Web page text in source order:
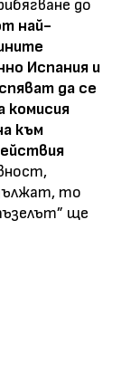
до
най-
Испания и
да се
комисия
а към
то
ще